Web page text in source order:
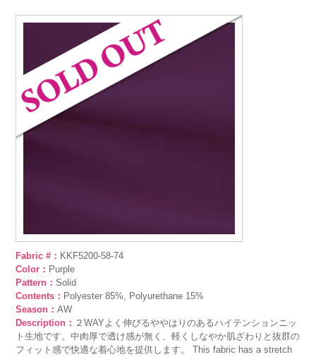
Fabric #： KKF5200-58-74
Color： Purple
Pattern：Solid
Contents： Polyester 85%, Polyurethane 15%
Season：AW
Description： ２WAYよく伸びるややはりのあるハイテンションニッ
ト生地です。中肉厚で透け感が無く、軽くしなやか肌ざわりと抜群の
フィット感で快適な着心地を提供します。 This fabric has a stretch